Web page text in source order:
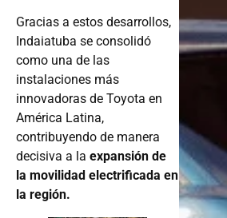
Gracias a estos desarrollos,
Indaiatuba se consolidó
como una de las
instalaciones más
innovadoras de Toyota en
América Latina,
contribuyendo de manera
decisiva a la expansión de
la movilidad electrificada en
la región.